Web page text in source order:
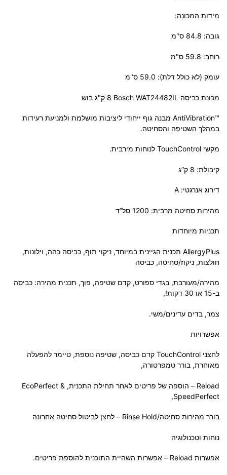
מידות המכונה:
גובה: 84.8 ס"מ
רוחב: 59.8 ס"מ
עומק (לא כולל דלת): 59.0 ס"מ
מכונת כביסה Bosch WAT24482IL ‏8 ‏ק"ג בוש
™AntiVibration מבנה גוף ייחודי ליציבות מושלמת ולמניעת רעידות
במהלך השטיפה והסחיטה.
מקשי TouchControl לנוחות מירבית.
קיבולת: 8 ק”ג
דירוג אנרגטי: A
מהירות סחיטה מרבית: 1200 סל”ד
תכניות מיוחדות
AllergyPlus תכנית הגיינית במיוחד, ניקוי תוף, כביסה כהה, וילונות,
חולצות, ניקוז/סחיטה, כביסה
מהירה/מעורבת, בגדי ספורט, קדם שטיפה, פוך, תכנית מהירה: כביסה
ב-15 או 30 דקות!,
צמר, בדים עדינים/משי.
אפשרויות
לחצני TouchControl קדם כביסה, שטיפה נוספת, טיימר להפעלה
מאוחרת, בורר טמפרטורה,
Reload – הוספה של פריטים לאחר תחילת התכנית, EcoPerfect &
SpeedPerfect,
בורר מהירות סחיטה/Rinse Hold – לחצן לביטול סחיטה אחרונה
נוחות וטכנולוגיה
אפשרות Reload – אפשרות השהיית התוכנית להוספת פריטים.